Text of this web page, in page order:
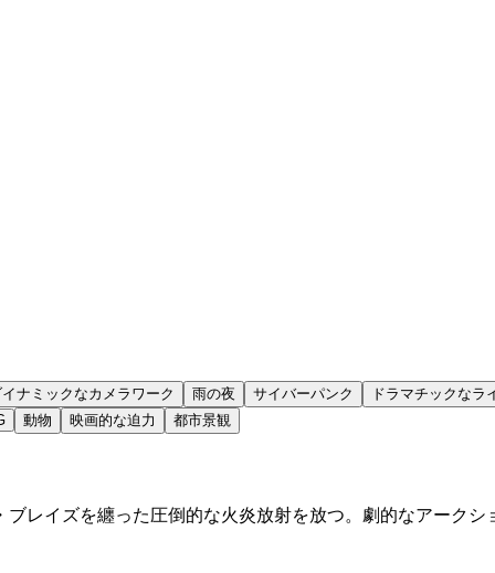
ナミックなカメラワーク 雨の夜 サイバーパンク
ドラマチックなラ
動物 映画的な迫力 都市景観
レイズを纏った圧倒的な火炎放射を放つ。劇的なアーク